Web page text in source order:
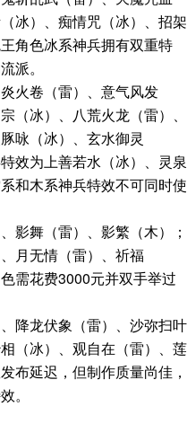
冰）、痴情咒（冰）、招架
角色冰系神兵拥有双重特
派。
火卷（雷）、意气风发
（冰）、八荒火龙（雷）、
咏（冰）、玄水御灵
效为上善若水（冰）、灵泉
和木系神兵特效不可同时使
影舞（雷）、影繁（木）；
月无情（雷）、祈福
需花费3000元并双手举过
降龙伏象（雷）、沙弥扫叶
（冰）、观自在（雷）、莲
布延迟，但制作质量尚佳，
。